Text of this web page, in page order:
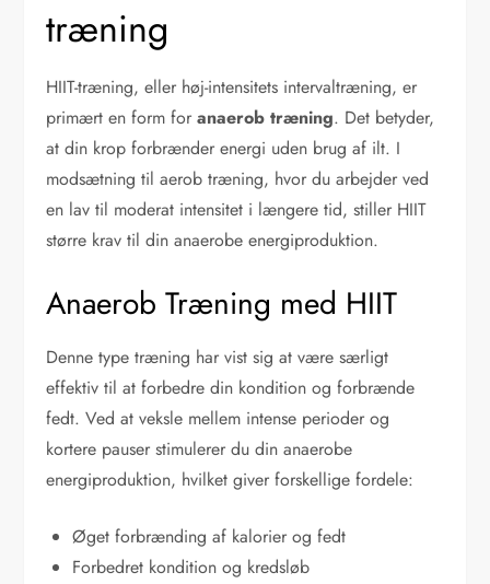
træning
HIIT-træning, eller høj-intensitets intervaltræning, er
primært en form foranaerob træning. Det betyder,
at din krop forbrænder energi uden brug af ilt. I
modsætning til aerob træning, hvor du arbejder ved
en lav til moderat intensitet i længere tid, stiller HIIT
større krav til din anaerobe energiproduktion.
Anaerob Træning med HIIT
Denne type træning har vist sig at være særligt
effektiv til at forbedre din kondition og forbrænde
fedt. Ved at veksle mellem intense perioder og
kortere pauser stimulerer du din anaerobe
energiproduktion, hvilket giver forskellige fordele:
Øget forbrænding af kalorier og fedt
Forbedret kondition og kredsløb